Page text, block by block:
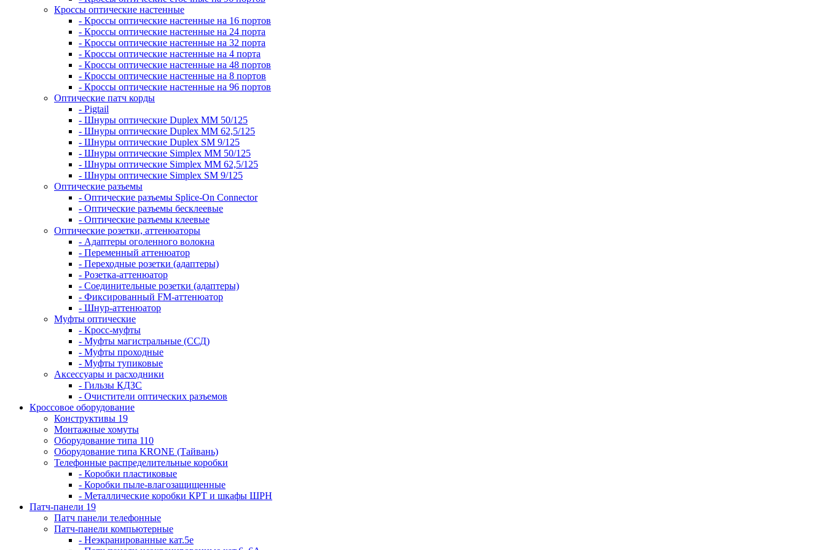
Кроссы оптические настенные
- Кроссы оптические настенные на 16 портов
- Кроссы оптические настенные на 24 порта
- Кроссы оптические настенные на 32 порта
- Кроссы оптические настенные на 4 порта
- Кроссы оптические настенные на 48 портов
- Кроссы оптические настенные на 8 портов
- Кроссы оптические настенные на 96 портов
Оптические патч корды
- Pigtail
- Шнуры оптические Duplex MM 50/125
- Шнуры оптические Duplex MM 62,5/125
- Шнуры оптические Duplex SM 9/125
- Шнуры оптические Simplex MM 50/125
- Шнуры оптические Simplex MM 62,5/125
- Шнуры оптические Simplex SM 9/125
Оптические разъемы
- Оптические разъемы Splice-On Connector
- Оптические разъемы бесклеевые
- Оптические разъемы клеевые
Оптические розетки, аттенюаторы
- Адаптеры оголенного волокна
- Переменный аттенюатор
- Переходные розетки (адаптеры)
- Розетка-аттенюатор
- Соединительные розетки (адаптеры)
- Фиксированный FM-аттенюатор
- Шнур-аттенюатор
Муфты оптические
- Кросс-муфты
- Муфты магистральные (ССД)
- Муфты проходные
- Муфты тупиковые
Аксессуары и расходники
- Гильзы КДЗС
- Очистители оптических разъемов
Кроссовое оборудование
Конструктивы 19
Монтажные хомуты
Оборудование типа 110
Оборудование типа KRONE (Тайвань)
Телефонные распределительные коробки
- Коробки пластиковые
- Коробки пыле-влагозащищенные
- Металлические коробки КРТ и шкафы ШРН
Патч-панели 19
Патч панели телефонные
Патч-панели компьютерные
- Неэкранированные кат.5е